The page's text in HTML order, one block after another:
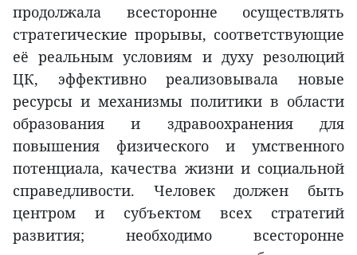
продолжала всесторонне осуществлять
стратегические прорывы, соответствующие
её реальным условиям и духу резолюций
ЦК, эффективно реализовывала новые
ресурсы и механизмы политики в области
образования и здравоохранения для
повышения физического и умственного
потенциала, качества жизни и социальной
справедливости. Человек должен быть
центром и субъектом всех стратегий
развития; необходимо всесторонне